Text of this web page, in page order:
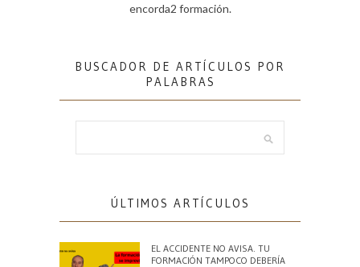
encorda2 formación.
BUSCADOR DE ARTÍCULOS POR
PALABRAS
ÚLTIMOS ARTÍCULOS
EL ACCIDENTE NO AVISA. TU
FORMACIÓN TAMPOCO DEBERÍA